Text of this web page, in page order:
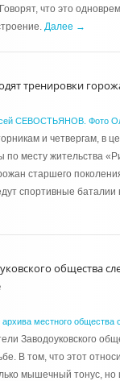
что это
Далее →
тренировки
СЕВОСТЬЯНОВ. Фото
и четвергам, в
месту жительства
старшего
спортивные баталии
общества
местного общества
Заводоуковского
В том, что этот
мышечный тонус, но